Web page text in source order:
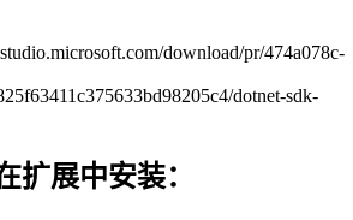
download/pr/474a078c-
dotnet-sdk-
扩展中安装：